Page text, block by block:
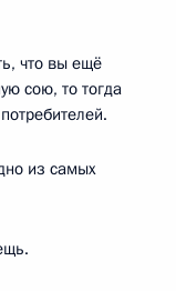
что вы ещё
сою, то тогда
из самых